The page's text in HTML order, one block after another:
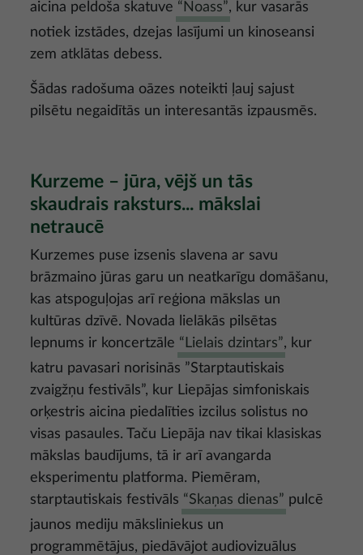
aicina peldoša skatuve “Noass”, kur vasarās
notiek izstādes, dzejas lasījumi un kinoseansi
zem atklātas debess.
Šādas radošuma oāzes noteikti ļauj sajust
pilsētu negaidītās un interesantās izpausmēs.
Kurzeme – jūra, vējš un tās
skaudrais raksturs... mākslai
netraucē
Kurzemes puse izsenis slavena ar savu
brāzmaino jūras garu un neatkarīgu domāšanu,
kas atspoguļojas arī reģiona mākslas un
kultūras dzīvē. Novada lielākās pilsētas
lepnums ir koncertzāle “Lielais dzintars”, kur
katru pavasari norisinās ”Starptautiskais
zvaigžņu festivāls”, kur Liepājas simfoniskais
orķestris aicina piedalīties izcilus solistus no
visas pasaules. Taču Liepāja nav tikai klasiskas
mākslas baudījums, tā ir arī avangarda
eksperimentu platforma. Piemēram,
starptautiskais festivāls “Skaņas dienas” pulcē
jaunos mediju māksliniekus un
programmētājus, piedāvājot audiovizuālus